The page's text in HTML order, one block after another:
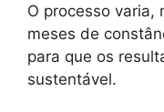
O processo varia,
meses de
para que os
sustentável.